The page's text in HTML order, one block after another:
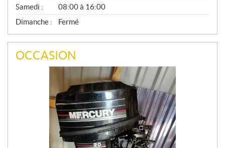
Samedi :
08:00 à 16:00
Dimanche :
Fermé
OCCASION